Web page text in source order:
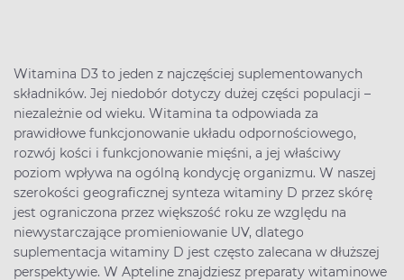
Witamina D3 to jeden z najczęściej suplementowanych
składników. Jej niedobór dotyczy dużej części populacji –
niezależnie od wieku. Witamina ta odpowiada za
prawidłowe funkcjonowanie układu odpornościowego,
rozwój kości i funkcjonowanie mięśni, a jej właściwy
poziom wpływa na ogólną kondycję organizmu. W naszej
szerokości geograficznej synteza witaminy D przez skórę
jest ograniczona przez większość roku ze względu na
niewystarczające promieniowanie UV, dlatego
suplementacja witaminy D jest często zalecana w dłuższej
perspektywie. W Apteline znajdziesz preparaty witaminowe